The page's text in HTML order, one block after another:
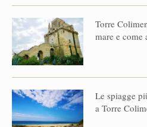
Torre
mare e come
Le spiagge
a Torre